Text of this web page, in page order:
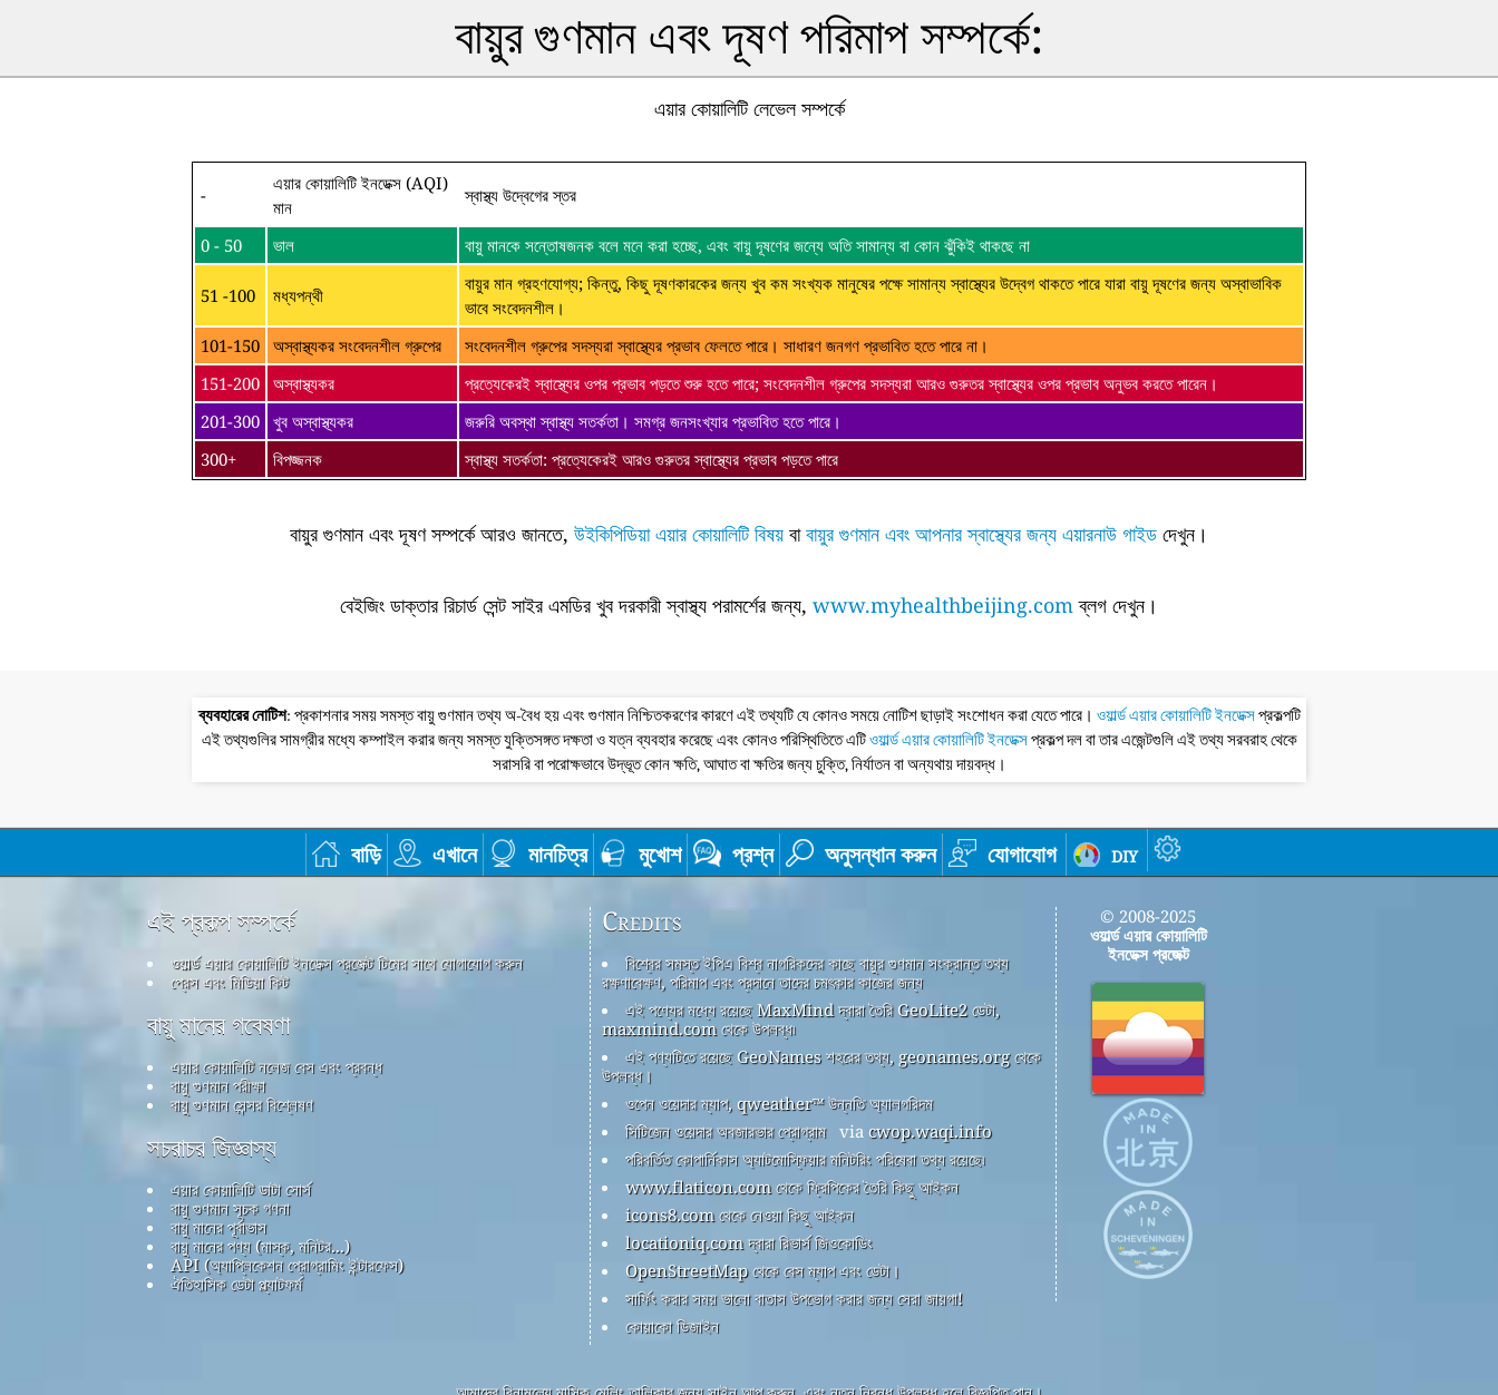
বায়ুর গুণমান এবং দূষণ পরিমাপ সম্পর্কে:
এয়ার কোয়ালিটি লেভেল সম্পর্কে
-
এয়ার কোয়ালিটি ইনডেক্স (AQI)
মান
স্বাস্থ্য উদ্বেগের স্তর
0 - 50 ভাল বায়ু মানকে সন্তোষজনক বলে মনে করা হচ্ছে, এবং বায়ু দূষণের জন্যে অতি সামান্য বা কোন ঝুঁকিই থাকছে না
51 -100 মধ্যপন্থী
বায়ুর মান গ্রহণযোগ্য; কিন্তু, কিছু দূষণকারকের জন্য খুব কম সংখ্যক মানুষের পক্ষে সামান্য স্বাস্থ্যের উদ্বেগ থাকতে পারে যারা বায়ু দূষণের জন্য অস্বাভাবিক
ভাবে সংবেদনশীল।
101-150 অস্বাস্থ্যকর সংবেদনশীল গ্রুপের
সংবেদনশীল গ্রুপের সদস্যরা স্বাস্থ্যের প্রভাব ফেলতে পারে। সাধারণ জনগণ প্রভাবিত হতে পারে না।
151-200 অস্বাস্থ্যকর
প্রত্যেকেরই স্বাস্থ্যের ওপর প্রভাব পড়তে শুরু হতে পারে; সংবেদনশীল গ্রুপের সদস্যরা আরও গুরুতর স্বাস্থ্যের ওপর প্রভাব অনুভব করতে পারেন।
201-300 খুব অস্বাস্থ্যকর
জরুরি অবস্থা স্বাস্থ্য সতর্কতা। সমগ্র জনসংখ্যার প্রভাবিত হতে পারে।
300+
বিপজ্জনক স্বাস্থ্য সতর্কতা: প্রত্যেকেরই আরও গুরুতর স্বাস্থ্যের প্রভাব পড়তে পারে
বায়ুর গুণমান এবং দূষণ সম্পর্কে আরও জানতে, উইকিপিডিয়া এয়ার কোয়ালিটি বিষয় বাবায়ুর গুণমান এবং আপনার স্বাস্থ্যের জন্য এয়ারনাউ গাইড দেখুন।
বেইজিং ডাক্তার রিচার্ড সেন্ট সাইর এমডির খুব দরকারী স্বাস্থ্য পরামর্শের জন্য, www.myhealthbeijing.comব্লগ দেখুন।
ব্যবহারের নোটিশ: প্রকাশনার সময় সমস্ত বায়ু গুণমান তথ্য অ-বৈধ হয় এবং গুণমান নিশ্চিতকরণের কারণে এই তথ্যটি যে কোনও সময়ে নোটিশ ছাড়াই সংশোধন করা যেতে পারে। ওয়ার্ল্ড এয়ার কোয়ালিটি ইনডেক্সপ্রকল্পটি
এই তথ্যগুলির সামগ্রীর মধ্যে কম্পাইল করার জন্য সমস্ত যুক্তিসঙ্গত দক্ষতা ও যত্ন ব্যবহার করেছে এবং কোনও পরিস্থিতিতে এটিওয়ার্ল্ড এয়ার কোয়ালিটি ইনডেক্সপ্রকল্প দল বা তার এজেন্টগুলি এই তথ্য সরবরাহ থেকে
সরাসরি বা পরোক্ষভাবে উদ্ভূত কোন ক্ষতি, আঘাত বা ক্ষতির জন্য চুক্তি, নির্যাতন বা অন্যথায় দায়বদ্ধ।
বাড়ি এখানে মানচিত্র মুখোশ প্রশ্ন অনুসন্ধান করুন যোগাযোগ diy
এই প্রকল্প সম্পর্কে
ওয়ার্ল্ড এয়ার কোয়ালিটি ইনডেক্স প্রজেক্ট টিমের সাথে যোগাযোগ করুন
প্রেস এবং মিডিয়া কিট
বায়ু মানের গবেষণা
এয়ার কোয়ালিটি নলেজ বেস এবং প্রবন্ধ
বায়ু গুণমান পরীক্ষা
বায়ু গুণমান সেন্সর বিশ্লেষণ
সচরাচর জিজ্ঞাস্য
এয়ার কোয়ালিটি ডাটা সোর্স
বায়ু গুণমান সূচক গণনা
বায়ু মানের পূর্বাভাস
বায়ু মানের পণ্য (মাস্ক, মনিটর...)
API (অ্যাপ্লিকেশন প্রোগ্রামিং ইন্টারফেস)
ঐতিহাসিক ডেটা প্ল্যাটফর্ম
Credits
বিশ্বের সমস্ত ইপিএ বিশ্ব নাগরিকদের কাছে বায়ুর গুণমান সংক্রান্ত তথ্য
রক্ষণাবেক্ষণ, পরিমাপ এবং প্রদানে তাদের চমৎকার কাজের জন্য
এই পণ্যের মধ্যে রয়েছে MaxMind দ্বারা তৈরি GeoLite2 ডেটা,
maxmind.com থেকে উপলব্ধ৷
এই পণ্যটিতে রয়েছে GeoNames শহরের তথ্য, geonames.org থেকে
উপলব্ধ।
ওপেন ওয়েদার ম্যাপ, qweather™ উন্নতি অ্যালগরিদম
সিটিজেন ওয়েদার অবজারভার প্রোগ্রাম via cwop.waqi.info
পরিবর্তিত কোপার্নিকাস অ্যাটমোস্ফিয়ার মনিটরিং পরিষেবা তথ্য রয়েছে৷
www.flaticon.com থেকে ফ্রিপিকের তৈরি কিছু আইকন
icons8.com থেকে নেওয়া কিছু আইকন
locationiq.com দ্বারা রিভার্স জিওকোডিং
OpenStreetMap থেকে বেস ম্যাপ এবং ডেটা।
সার্ফিং করার সময় ভালো বাতাস উপভোগ করার জন্য সেরা জায়গা!
কোয়াকো ডিজাইন
© 2008-2025
ওয়ার্ল্ড এয়ার কোয়ালিটি
ইনডেক্স প্রজেক্ট